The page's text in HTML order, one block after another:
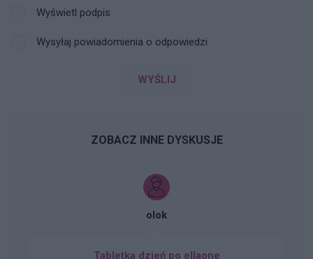
Wyświetl podpis
Wysyłaj powiadomienia o odpowiedzi
WYŚLIJ
ZOBACZ INNE DYSKUSJE
olok
Tabletka dzień po ellaone